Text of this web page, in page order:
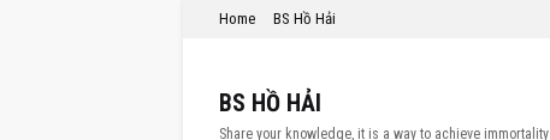
Home BS Hồ Hải
BS HỒ HẢI
Share your knowledge, it is a way to achieve immortality